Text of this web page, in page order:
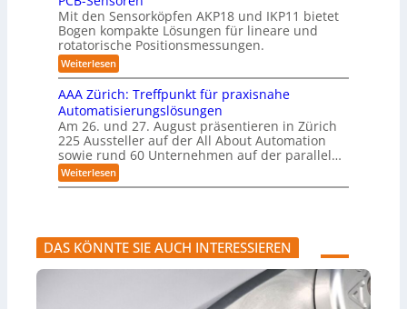
g
i
s
t
i
k
5
z
e
r
t
i
f
i
z
i
e
o
t
i
k
t
e
n
v
o
n
K
I
w
i
c
h
t
i
g
l
s
M
S
y
s
t
e
m
i
n
t
e
g
r
a
t
i
t
e
l
i
g
e
n
t
e
S
t
e
u
e
g
f
ü
Mit den Sensorköpfen AKP18 und IKP11 bietet
Bogen kompakte Lösungen für lineare und
rotatorische Positionsmessungen.
Weiterlesen:
P
C
B
-
S
e
n
s
o
r
AAA Zürich: Treffpunkt für praxisnahe
Automatisierungslösungen
Am 26. und 27. August präsentieren in Zürich
225 Aussteller auf der All About Automation
sowie rund 60 Unternehmen auf der parallel…
Weiterlesen:
A
ü
r
i
c
DAS KÖNNTE SIE AUCH INTERESSIEREN